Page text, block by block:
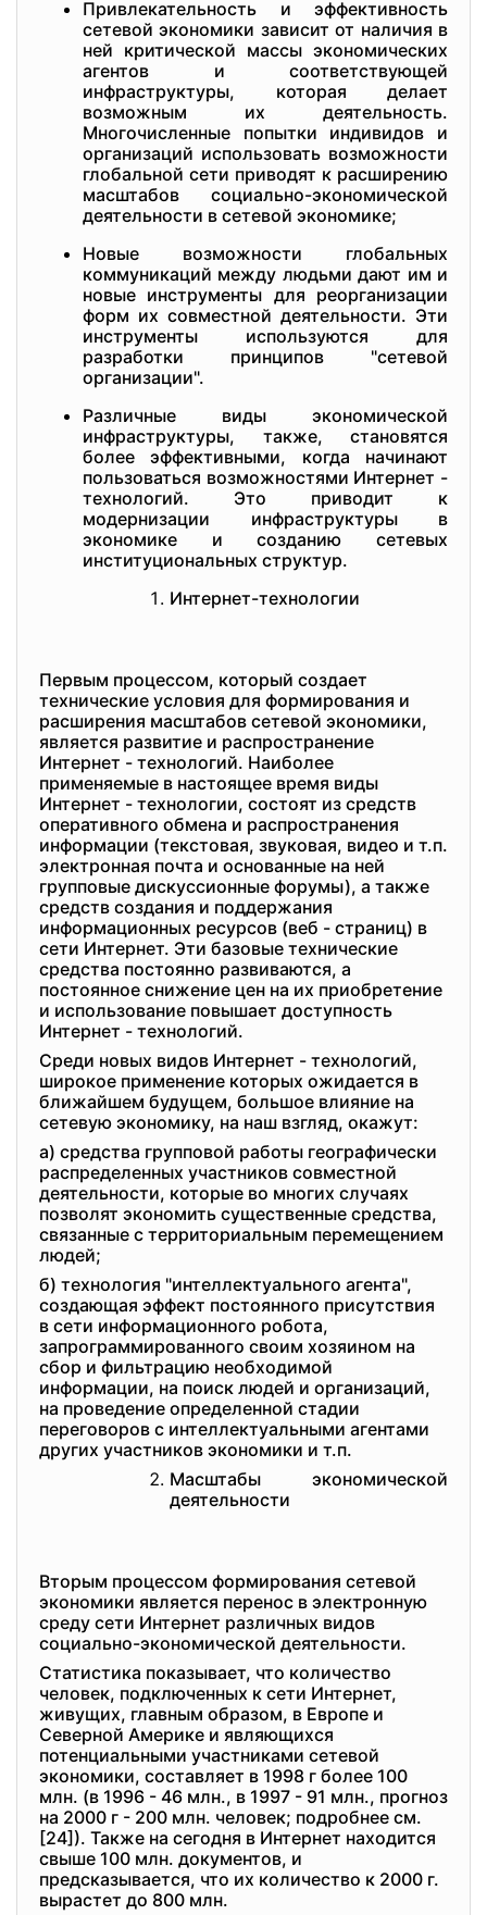
Привлекательность и эффективность
сетевой экономики зависит от наличия в
ней критической массы экономических
агентов и соответствующей
инфраструктуры, которая делает
возможным их деятельность.
Многочисленные попытки индивидов и
организаций использовать возможности
глобальной сети приводят к расширению
масштабов социально-экономической
деятельности в сетевой экономике;
Новые возможности глобальных
коммуникаций между людьми дают им и
новые инструменты для реорганизации
форм их совместной деятельности. Эти
инструменты используются для
разработки принципов "сетевой
организации".
Различные виды экономической
инфраструктуры, также, становятся
более эффективными, когда начинают
пользоваться возможностями Интернет -
технологий. Это приводит к
модернизации инфраструктуры в
экономике и созданию сетевых
институциональных структур.
Интернет-технологии
Первым процессом, который создает
технические условия для формирования и
расширения масштабов сетевой экономики,
является развитие и распространение
Интернет - технологий. Наиболее
применяемые в настоящее время виды
Интернет - технологии, состоят из средств
оперативного обмена и распространения
информации (текстовая, звуковая, видео и т.п.
электронная почта и основанные на ней
групповые дискуссионные форумы), а также
средств создания и поддержания
информационных ресурсов (веб - страниц) в
сети Интернет. Эти базовые технические
средства постоянно развиваются, а
постоянное снижение цен на их приобретение
и использование повышает доступность
Интернет - технологий.
Среди новых видов Интернет - технологий,
широкое применение которых ожидается в
ближайшем будущем, большое влияние на
сетевую экономику, на наш взгляд, окажут:
а) средства групповой работы географически
распределенных участников совместной
деятельности, которые во многих случаях
позволят экономить существенные средства,
связанные с территориальным перемещением
людей;
б) технология "интеллектуального агента",
создающая эффект постоянного присутствия
в сети информационного робота,
запрограммированного своим хозяином на
сбор и фильтрацию необходимой
информации, на поиск людей и организаций,
на проведение определенной стадии
переговоров с интеллектуальными агентами
других участников экономики и т.п.
Масштабы экономической
деятельности
Вторым процессом формирования сетевой
экономики является перенос в электронную
среду сети Интернет различных видов
социально-экономической деятельности.
Статистика показывает, что количество
человек, подключенных к сети Интернет,
живущих, главным образом, в Европе и
Северной Америке и являющихся
потенциальными участниками сетевой
экономики, составляет в 1998 г более 100
млн. (в 1996 - 46 млн., в 1997 - 91 млн., прогноз
на 2000 г - 200 млн. человек; подробнее см.
[24]). Также на сегодня в Интернет находится
свыше 100 млн. документов, и
предсказывается, что их количество к 2000 г.
вырастет до 800 млн.